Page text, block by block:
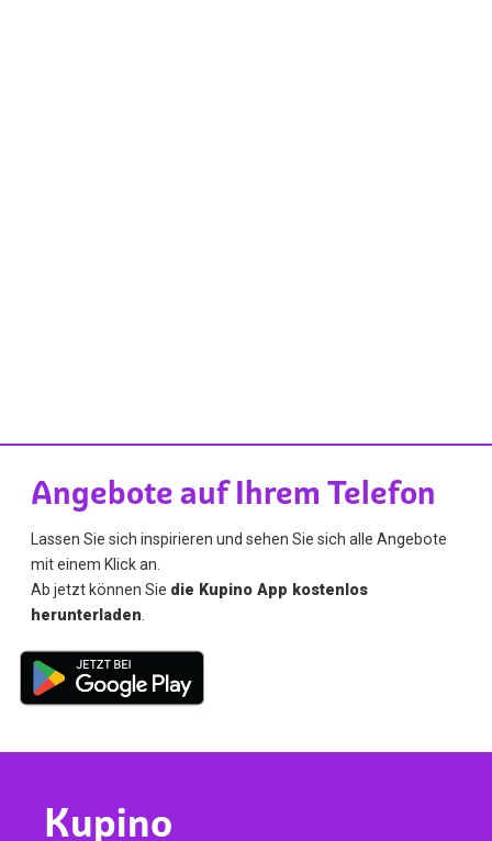
Angebote auf Ihrem Telefon
Lassen Sie sich inspirieren und sehen Sie sich alle Angebote
mit einem Klick an.
Ab jetzt können Sie die Kupino App kostenlos
herunterladen
Kupino